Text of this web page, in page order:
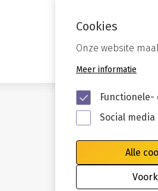
Cookies
Onze website
Meer informatie
Functionele-
Social media
Alle